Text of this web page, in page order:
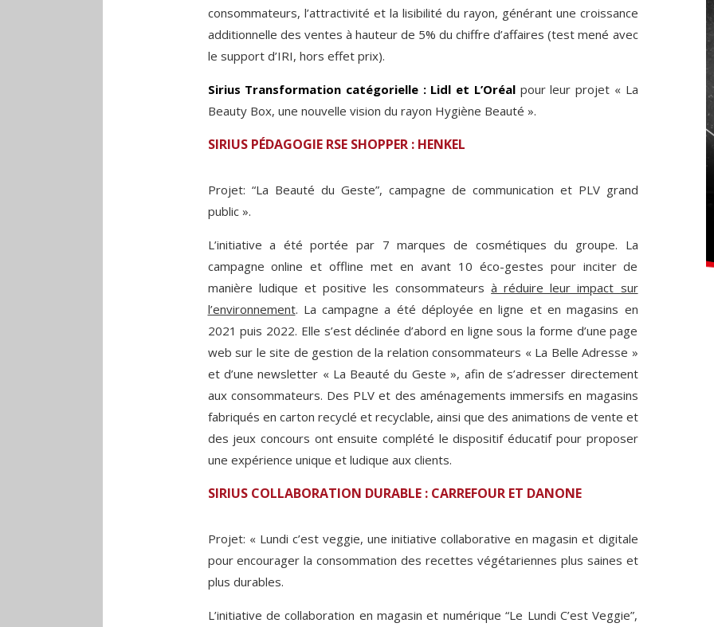
consommateurs, l’attractivité et la lisibilité du rayon, générant une croissance
additionnelle des ventes à hauteur de 5% du chiffre d’affaires (test mené avec
le support d’IRI, hors effet prix).
Sirius Transformation catégorielle : Lidl et L’Oréalpour leur projet « La
Beauty Box, une nouvelle vision du rayon Hygiène Beauté ».
SIRIUS PÉDAGOGIE RSE SHOPPER : HENKEL
Projet: “La Beauté du Geste”, campagne de communication et PLV grand
public ».
L’initiative a été portée par 7 marques de cosmétiques du groupe. La
campagne online et offline met en avant 10 éco-gestes pour inciter de
manière ludique et positive les consommateursà réduire leur impact sur
l’environnement. La campagne a été déployée en ligne et en magasins en
2021 puis 2022. Elle s’est déclinée d’abord en ligne sous la forme d’une page
web sur le site de gestion de la relation consommateurs « La Belle Adresse »
et d’une newsletter « La Beauté du Geste », afin de s’adresser directement
aux consommateurs. Des PLV et des aménagements immersifs en magasins
fabriqués en carton recyclé et recyclable, ainsi que des animations de vente et
des jeux concours ont ensuite complété le dispositif éducatif pour proposer
une expérience unique et ludique aux clients.
SIRIUS COLLABORATION DURABLE : CARREFOUR ET DANONE
Projet: « Lundi c’est veggie, une initiative collaborative en magasin et digitale
pour encourager la consommation des recettes végétariennes plus saines et
plus durables.
L’initiative de collaboration en magasin et numérique “Le Lundi C’est Veggie”,